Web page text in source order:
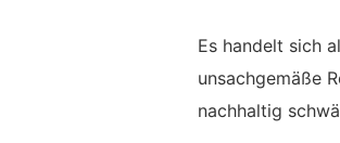
Es handelt sich
unsachgemäße
nachhaltig